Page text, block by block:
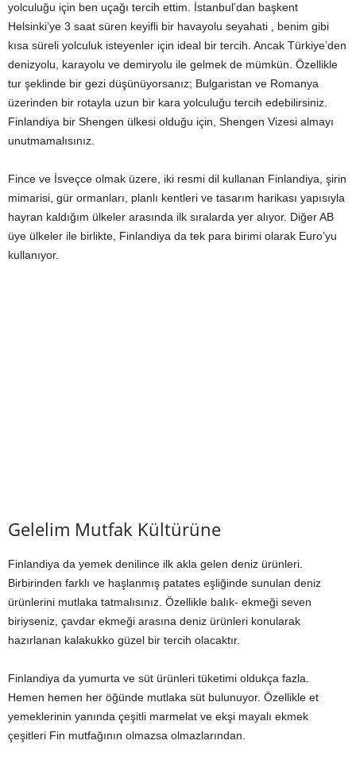
yolculuğu için ben uçağı tercih ettim. İstanbul’dan başkent
Helsinki’ye 3 saat süren keyifli bir havayolu seyahati , benim gibi
kısa süreli yolculuk isteyenler için ideal bir tercih. Ancak Türkiye’den
denizyolu, karayolu ve demiryolu ile gelmek de mümkün. Özellikle
tur şeklinde bir gezi düşünüyorsanız; Bulgaristan ve Romanya
üzerinden bir rotayla uzun bir kara yolculuğu tercih edebilirsiniz.
Finlandiya bir Shengen ülkesi olduğu için, Shengen Vizesi almayı
unutmamalısınız.
Fince ve İsveçce olmak üzere, iki resmi dil kullanan Finlandiya, şirin
mimarisi, gür ormanları, planlı kentleri ve tasarım harikası yapısıyla
hayran kaldığım ülkeler arasında ilk sıralarda yer alıyor. Diğer AB
üye ülkeler ile birlikte, Finlandiya da tek para birimi olarak Euro’yu
kullanıyor.
Gelelim Mutfak Kültürüne
Finlandiya da yemek denilince ilk akla gelen deniz ürünleri.
Birbirinden farklı ve haşlanmış patates eşliğinde sunulan deniz
ürünlerini mutlaka tatmalısınız. Özellikle balık- ekmeği seven
biriyseniz, çavdar ekmeği arasına deniz ürünleri konularak
hazırlanan kalakukko güzel bir tercih olacaktır.
Finlandiya da yumurta ve süt ürünleri tüketimi oldukça fazla.
Hemen hemen her öğünde mutlaka süt bulunuyor. Özellikle et
yemeklerinin yanında çeşitli marmelat ve ekşi mayalı ekmek
çeşitleri Fin mutfağının olmazsa olmazlarından.